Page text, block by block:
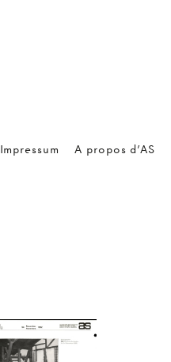
Impressum A propos d'AS